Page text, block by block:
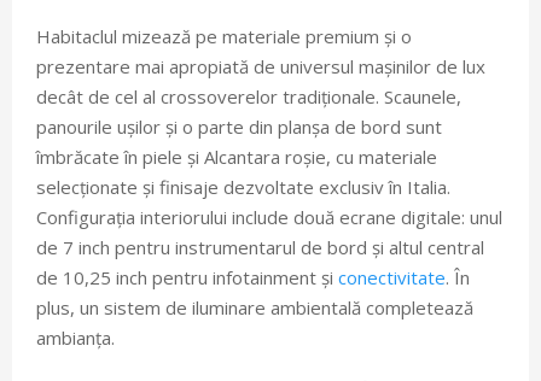
Habitaclul mizează pe materiale premium și o
prezentare mai apropiată de universul mașinilor de lux
decât de cel al crossoverelor tradiționale. Scaunele,
panourile ușilor și o parte din planșa de bord sunt
îmbrăcate în piele și Alcantara roșie, cu materiale
selecționate și finisaje dezvoltate exclusiv în Italia.
Configurația interiorului include două ecrane digitale: unul
de 7 inch pentru instrumentarul de bord și altul central
de 10,25 inch pentru infotainment și conectivitate. În
plus, un sistem de iluminare ambientală completează
ambianța.